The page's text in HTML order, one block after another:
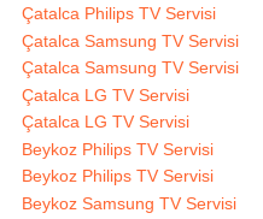
Çatalca Philips TV Servisi
Çatalca Samsung TV Servisi
Çatalca Samsung TV Servisi
Çatalca LG TV Servisi
Çatalca LG TV Servisi
Beykoz Philips TV Servisi
Beykoz Philips TV Servisi
Beykoz Samsung TV Servisi